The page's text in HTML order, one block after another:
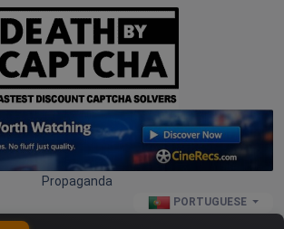
Propaganda
PORTUGUESE